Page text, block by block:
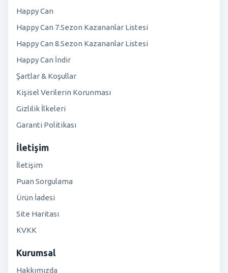
Happy Can
Happy Can 7.Sezon Kazananlar Listesi
Happy Can 8.Sezon Kazananlar Listesi
Happy Can İndir
Şartlar & Koşullar
Kişisel Verilerin Korunması
Gizlilik İlkeleri
Garanti Politikası
İletişim
İletişim
Puan Sorgulama
Ürün İadesi
Site Haritası
KVKK
Kurumsal
Hakkımızda